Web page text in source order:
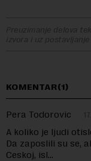
Preuzimanje delova
izvora i uz
KOMENTAR(1)
Pera Todorovic
A koliko je ljudi
Da zaposlili su se,
Ceskoj, isl…